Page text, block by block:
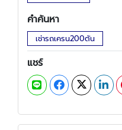
คำค้นหา
เช่ารถเครน200ตัน
แชร์